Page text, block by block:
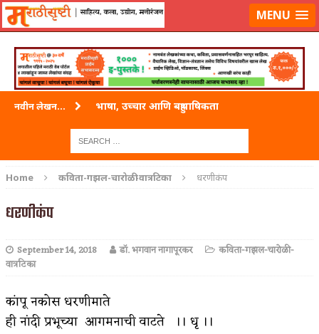
लॉग-इन करा|लेखक नोंदणी कराMENU
नवीन लेखन... भाषा, उच्चार आणि बहुभाषिकता
ताम्र – एक अफलातून धातू (COPPER)
पाटलाची विहीर
पुस्तके बदलायची आहेत तुम्हाला!
Home कविता-गझल-चारोळी-वात्रटिका धरणीकंप
धरणीकंप
September 14, 2018 डॉ. भगवान नागापूरकर
कविता-गझल-चारोळी-
वात्रटिका
कांपू नकोस धरणीमाते
ही नांदी प्रभूच्या आगमनाची वाटते ।। धृ ।।